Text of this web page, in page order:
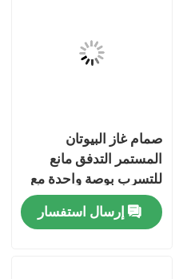
مسكن
صمام غاز البيوتان
المستمر التدفق مانع
للتسرب بوصة واحدة مع
غطاء للتخزين الآمن
إرسال استفسار